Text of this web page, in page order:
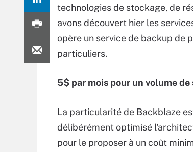
technologies de stockage, de
avons découvert hier les
opère un service de backup de
particuliers.
5$ par mois pour un volume
La particularité de Backblaze
délibérément optimisé
pour le proposer à un coût